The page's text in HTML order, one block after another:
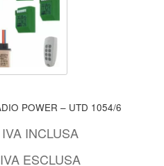
KIT BASE IMPIANTO RADIO POWER – UTD 1054/6
IVA INCLUSA
IVA ESCLUSA